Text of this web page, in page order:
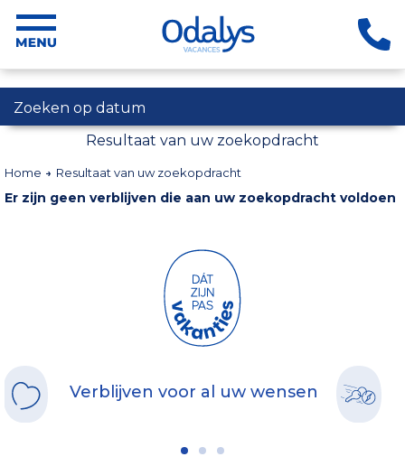
Zoeken op datum
Resultaat van uw zoekopdracht
Home Resultaat van uw zoekopdracht
Er zijn geen verblijven die aan uw zoekopdracht voldoen
Verblijven voor al uw wensen